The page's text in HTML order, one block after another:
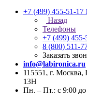
+7 (499) 455-51-17
Назад
Телефоны
+7 (499) 455-
8 (800) 511-
Заказать
info@labironica.ru
115551, г.
13Н
Пн. – Пт.: с 9:00 до